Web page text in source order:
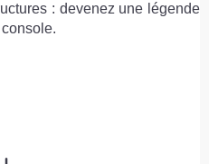
: devenez une légende